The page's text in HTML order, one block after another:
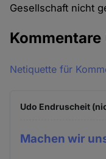
Gesellschaft nicht
Kommentare
Netiquette für
Udo Endruscheit
Machen wir